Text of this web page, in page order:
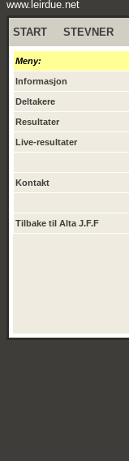
www.leirdue.net
START STEVNER
Meny:
Informasjon
Deltakere
Resultater
Live-resultater
Kontakt
Tilbake til Alta J.F.F